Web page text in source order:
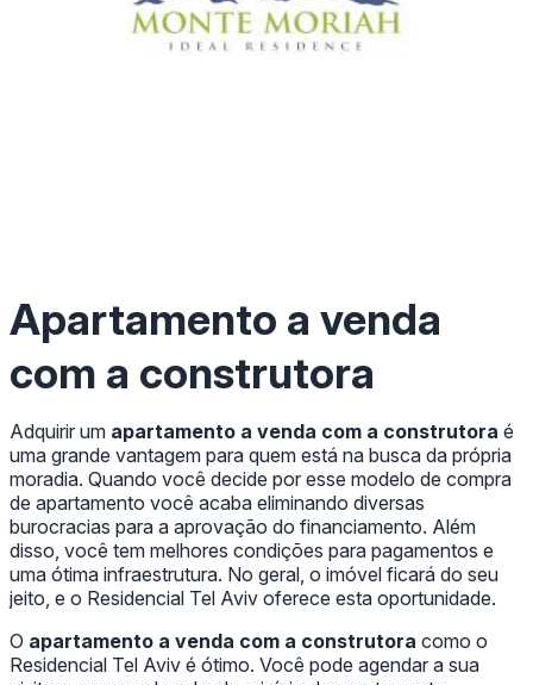
Apartamento a venda
com a construtora
Adquirir um apartamento a venda com a construtora é
uma grande vantagem para quem está na busca da própria
moradia. Quando você decide por esse modelo de compra
de apartamento você acaba eliminando diversas
burocracias para a aprovação do financiamento. Além
disso, você tem melhores condições para pagamentos e
uma ótima infraestrutura. No geral, o imóvel ficará do seu
jeito, e o Residencial Tel Aviv oferece esta oportunidade.
O apartamento a venda com a construtora como o
Residencial Tel Aviv é ótimo. Você pode agendar a sua